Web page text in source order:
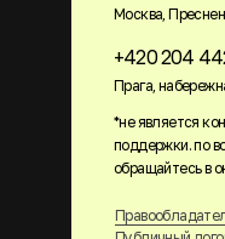
Москва,
+420 204
Прага,
*не является
поддержки. по
обращайтесь в